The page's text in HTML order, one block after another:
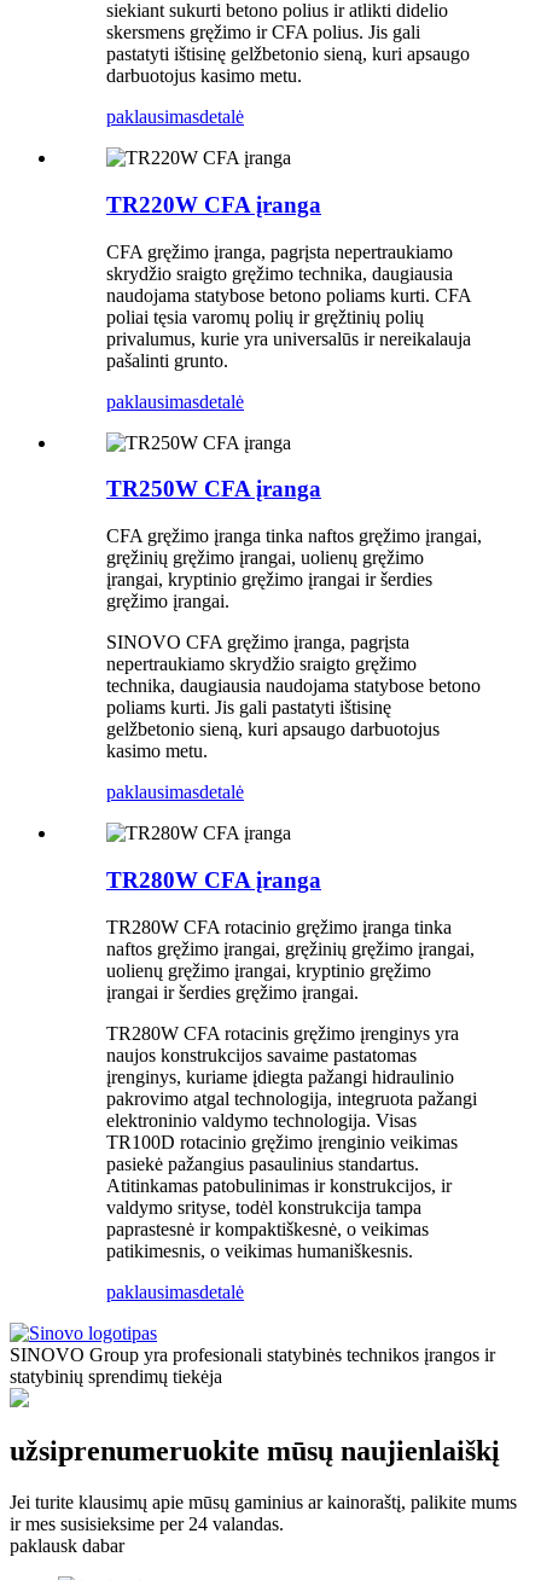
siekiant sukurti betono polius ir atlikti didelio
skersmens gręžimo ir CFA polius. Jis gali
pastatyti ištisinę gelžbetonio sieną, kuri apsaugo
darbuotojus kasimo metu.
paklausimasdetalė
TR220W CFA įranga
CFA gręžimo įranga, pagrįsta nepertraukiamo
skrydžio sraigto gręžimo technika, daugiausia
naudojama statybose betono poliams kurti. CFA
poliai tęsia varomų polių ir gręžtinių polių
privalumus, kurie yra universalūs ir nereikalauja
pašalinti grunto.
paklausimasdetalė
TR250W CFA įranga
CFA gręžimo įranga tinka naftos gręžimo įrangai,
gręžinių gręžimo įrangai, uolienų gręžimo
įrangai, kryptinio gręžimo įrangai ir šerdies
gręžimo įrangai.
SINOVO CFA gręžimo įranga, pagrįsta
nepertraukiamo skrydžio sraigto gręžimo
technika, daugiausia naudojama statybose betono
poliams kurti. Jis gali pastatyti ištisinę
gelžbetonio sieną, kuri apsaugo darbuotojus
kasimo metu.
paklausimasdetalė
TR280W CFA įranga
TR280W CFA rotacinio gręžimo įranga tinka
naftos gręžimo įrangai, gręžinių gręžimo įrangai,
uolienų gręžimo įrangai, kryptinio gręžimo
įrangai ir šerdies gręžimo įrangai.
TR280W CFA rotacinis gręžimo įrenginys yra
naujos konstrukcijos savaime pastatomas
įrenginys, kuriame įdiegta pažangi hidraulinio
pakrovimo atgal technologija, integruota pažangi
elektroninio valdymo technologija. Visas
TR100D rotacinio gręžimo įrenginio veikimas
pasiekė pažangius pasaulinius standartus.
Atitinkamas patobulinimas ir konstrukcijos, ir
valdymo srityse, todėl konstrukcija tampa
paprastesnė ir kompaktiškesnė, o veikimas
patikimesnis, o veikimas humaniškesnis.
paklausimasdetalė
SINOVO Group yra profesionali statybinės technikos įrangos ir
statybinių sprendimų tiekėja
užsiprenumeruokite mūsų naujienlaiškį
Jei turite klausimų apie mūsų gaminius ar kainoraštį, palikite mums
ir mes susisieksime per 24 valandas.
paklausk dabar